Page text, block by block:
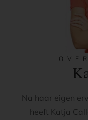
Na haar eigen
heeft Katja